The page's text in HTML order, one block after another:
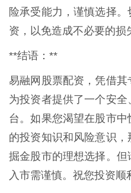
险承受能力，谨慎选择
资，以免造成不必要的损
**结语：**
易融网股票配资，凭借其
为投资者提供了一个安
台。如果您渴望在股市
的投资知识和风险意识
掘金股市的理想选择。但
入市需谨慎。祝您投资顺